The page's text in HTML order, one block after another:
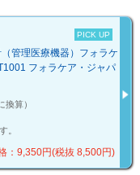
PICK UP
管理医療機器）フォラケ
フォラケア・ジャパ
換算）
。
：9,350円(税抜 8,500円)